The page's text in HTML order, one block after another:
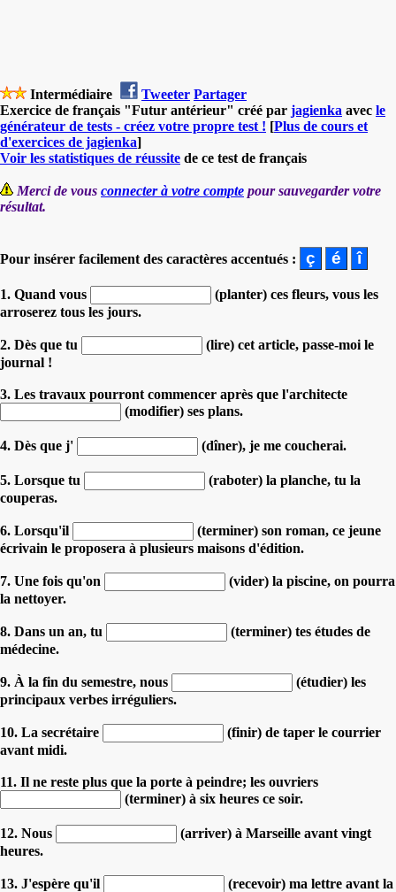
Intermédiaire Tweeter Partager
Exercice de français "Futur antérieur" créé par jagienka avec le
générateur de tests - créez votre propre test ! [Plus de cours et
d'exercices de jagienka]
Voir les statistiques de réussite de ce test de français
Merci de vous connecter à votre compte pour sauvegarder votre
résultat.
Pour insérer facilement des caractères accentués :
1. Quand vous
(planter) ces fleurs, vous les
arroserez tous les jours.
2. Dès que tu
(lire) cet article, passe-moi le
journal !
3. Les travaux pourront commencer après que l'architecte
(modifier) ses plans.
4. Dès que j' (dîner), je me coucherai.
5. Lorsque tu
(raboter) la planche, tu la
couperas.
6. Lorsqu'il
(terminer) son roman, ce jeune
écrivain le proposera à plusieurs maisons d'édition.
7. Une fois qu'on
(vider) la piscine, on pourra
la nettoyer.
8. Dans un an, tu
(terminer) tes études de
médecine.
9. À la fin du semestre, nous
(étudier) les
principaux verbes irréguliers.
10. La secrétaire
(finir) de taper le courrier
avant midi.
11. Il ne reste plus que la porte à peindre; les ouvriers
(terminer) à six heures ce soir.
12. Nous
(arriver) à Marseille avant vingt
heures.
13. J'espère qu'il
(recevoir) ma lettre avant la